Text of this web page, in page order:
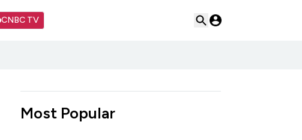
CNBC TV
Most Popular